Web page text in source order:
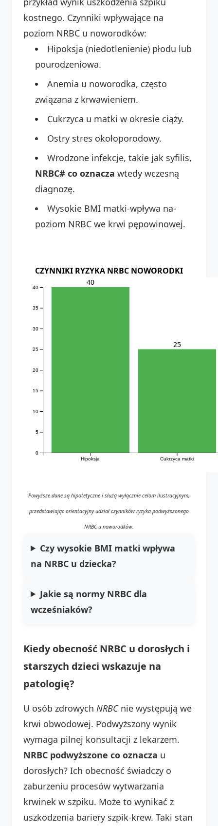
kostnego. Czynniki wpływające na
poziom NRBC u noworodków:
Hipoksja (niedotlenienie) płodu lub
pourodzeniowa.
Anemia u noworodka, często
związana z krwawieniem.
Cukrzyca u matki w okresie ciąży.
Ostry stres okołoporodowy.
Wrodzone infekcje, takie jak syfilis,
NRBC# co oznacza wtedy wczesną
diagnozę.
Wysokie BMI matki-wpływa na-
poziom NRBC we krwi pępowinowej.
CZYNNIKI RYZYKA NRBC NOWORODKI
Hipoksja Cukrzyca matki
0
5
10
15
20
25
30
35
40
40
25
Powyższe dane są hipotetyczne i służą wyłącznie celom ilustracyjnym,
przedstawiając orientacyjny udział czynników ryzyka podwyższonego
NRBC u noworodków.
Czy wysokie BMI matki wpływa
na NRBC u dziecka?
Jakie są normy NRBC dla
wcześniaków?
Kiedy obecność NRBC u dorosłych i
starszych dzieci wskazuje na
patologię?
U osób zdrowych NRBCnie występują we
krwi obwodowej. Podwyższony wynik
wymaga pilnej konsultacji z lekarzem.
NRBC podwyższone co oznacza u
dorosłych? Ich obecność świadczy o
zaburzeniu procesów wytwarzania
krwinek w szpiku. Może to wynikać z
uszkodzenia bariery szpik-krew. Taki stan